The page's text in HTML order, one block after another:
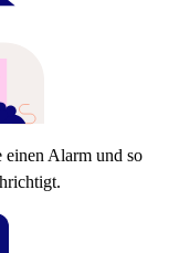
einen Alarm und so